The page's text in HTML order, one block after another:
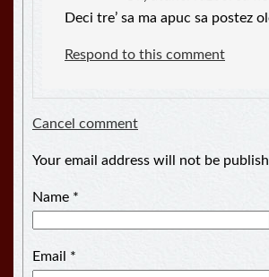
Deci tre’ sa ma apuc sa postez
Respond to this comment
Cancel comment
Your email address will not be
Name *
Email *